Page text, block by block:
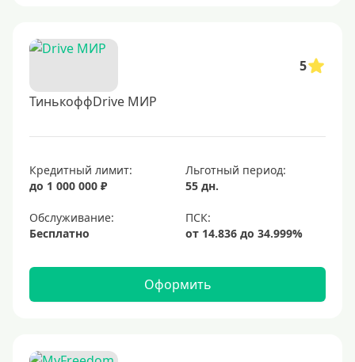
5
ТинькоффDrive МИР
Кредитный лимит:
до 1 000 000 ₽
Льготный период:
55 дн.
Обслуживание:
Бесплатно
Оформить